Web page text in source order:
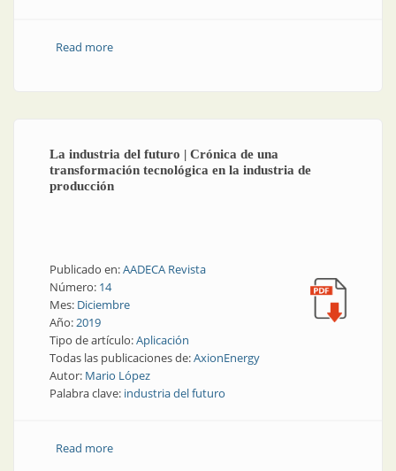
Read moreabout Ciberseguridad y seguridad industrial | Visión
La industria del futuro | Crónica de una
transformación tecnológica en la industria de
producción
Publicado en:AADECA Revista
Número: 14
Mes: Diciembre
Año:2019
Tipo de artículo:Aplicación
Todas las publicaciones de:AxionEnergy
Autor: Mario López
Palabra clave: industria del futuro
Read moreabout La industria del futuro | Crónica de una